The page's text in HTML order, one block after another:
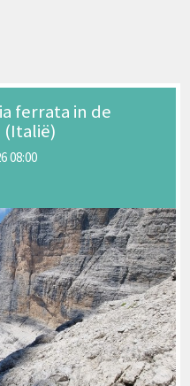
ferrata in de
(Italië)
08:00